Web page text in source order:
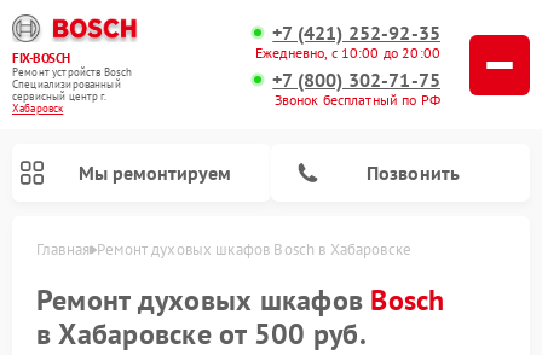
FIX-BOSCH
Ремонт устройств Bosch
Специализированный
cервисный центр г.
Хабаровск
+7 (421) 252-92-35
Ежедневно, с 10:00 до 20:00
+7 (800) 302-71-75
Звонок бесплатный по РФ
Мы ремонтируем Позвонить
Главная Ремонт духовых шкафов Bosch в Хабаровске
Ремонт духовых шкафов Bosch
в Хабаровске от 500 руб.